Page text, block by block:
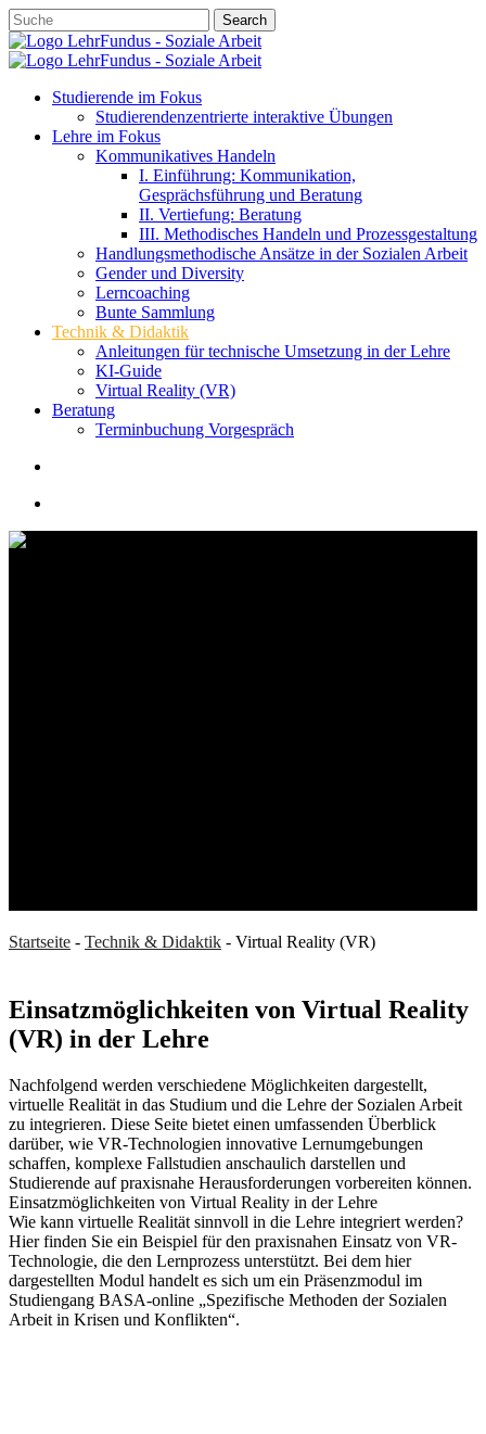
Skip
to
main
content
Search
Close
Search
account
search
Menu
Studierende im Fokus
Studierendenzentrierte interaktive Übungen
Lehre im Fokus
Kommunikatives Handeln
I. Einführung: Kommunikation,
Gesprächsführung und Beratung
II. Vertiefung: Beratung
III. Methodisches Handeln und Prozessgestaltung
Handlungsmethodische Ansätze in der Sozialen Arbeit
Gender und Diversity
Lerncoaching
Bunte Sammlung
Technik & Didaktik
Anleitungen für technische Umsetzung in der Lehre
KI-Guide
Virtual Reality (VR)
Beratung
Terminbuchung Vorgespräch
Startseite - Technik & Didaktik - Virtual Reality (VR)
Einsatzmöglichkeiten von Virtual Reality
(VR) in der Lehre
Nachfolgend werden verschiedene Möglichkeiten dargestellt,
virtuelle Realität in das Studium und die Lehre der Sozialen Arbeit
zu integrieren. Diese Seite bietet einen umfassenden Überblick
darüber, wie VR-Technologien innovative Lernumgebungen
schaffen, komplexe Fallstudien anschaulich darstellen und
Studierende auf praxisnahe Herausforderungen vorbereiten können.
Einsatzmöglichkeiten von Virtual Reality in der Lehre
Wie kann virtuelle Realität sinnvoll in die Lehre integriert werden?
Hier finden Sie ein Beispiel für den praxisnahen Einsatz von VR-
Technologie, die den Lernprozess unterstützt. Bei dem hier
dargestellten Modul handelt es sich um ein Präsenzmodul im
Studiengang BASA-online „Spezifische Methoden der Sozialen
Arbeit in Krisen und Konflikten“.